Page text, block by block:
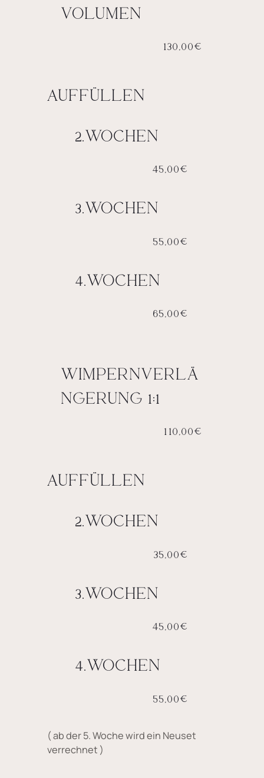
VOLUMEN
130,00€
AUFFÜLLEN
2.WOCHEN
45,00€
3.WOCHEN
55,00€
4.WOCHEN
65,00€
WIMPERNVERLÄ
NGERUNG 1:1
110,00€
AUFFÜLLEN
2.WOCHEN
35,00€
3.WOCHEN
45,00€
4.WOCHEN
55,00€
( ab der 5. Woche wird ein Neuset
verrechnet )